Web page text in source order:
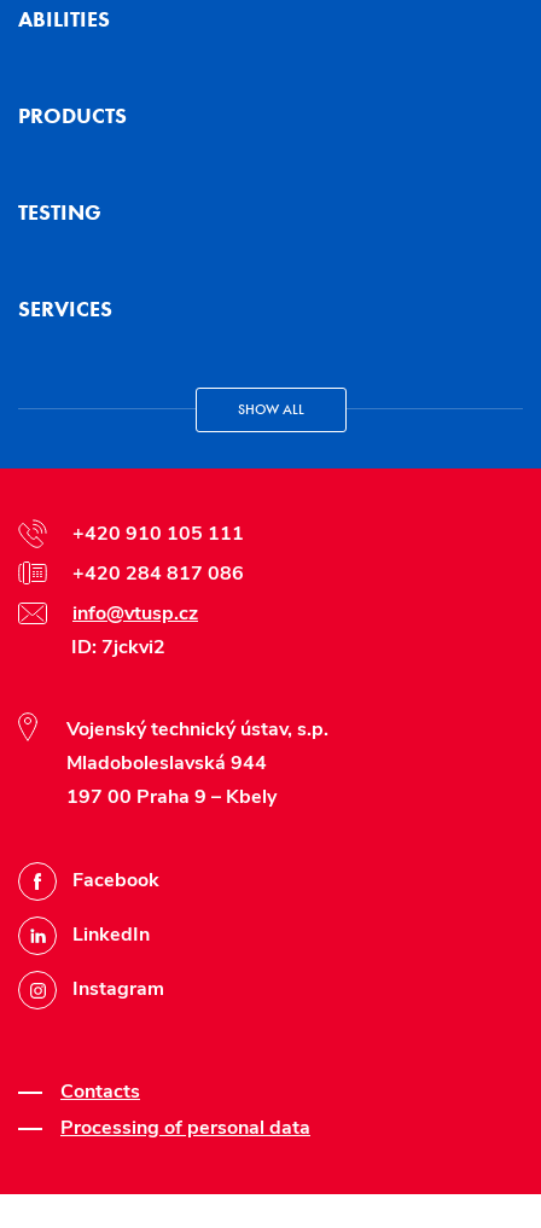
ABILITIES
PRODUCTS
TESTING
SERVICES
SHOW ALL
+420 910 105 111
+420 284 817 086
info@vtusp.cz
ID: 7jckvi2
Vojenský technický ústav, s.p.
Mladoboleslavská 944
197 00 Praha 9 – Kbely
Facebook
LinkedIn
Instagram
Contacts
Processing of personal data